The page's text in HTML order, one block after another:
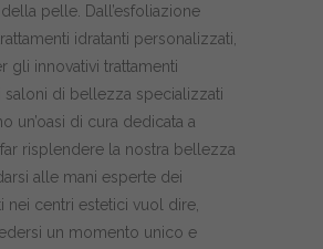
pelle. Dall’esfoliazione
idratanti personalizzati,
gli innovativi trattamenti
di bellezza specializzati
un’oasi di cura dedicata a
risplendere la nostra bellezza
alle mani esperte dei
nei centri estetici vuol dire,
un momento unico e